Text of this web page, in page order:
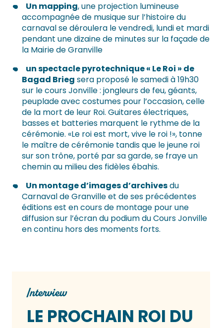
Un mapping, une projection lumineuse
accompagnée de musique sur l’histoire du
carnaval se déroulera le vendredi, lundi et mardi
pendant une dizaine de minutes sur la façade de
la Mairie de Granville
un spectacle pyrotechnique « Le Roi » de
Bagad Brieg sera proposé le samedi à 19h30
sur le cours Jonville : jongleurs de feu, géants,
peuplade avec costumes pour l’occasion, celle
de la mort de leur Roi. Guitares électriques,
basses et batteries marquent le rythme de la
cérémonie. «Le roi est mort, vive le roi !», tonne
le maître de cérémonie tandis que le jeune roi
sur son trône, porté par sa garde, se fraye un
chemin au milieu des fidèles ébahis.
Un montage d’images d’archivesdu
Carnaval de Granville et de ses précédentes
éditions est en cours de montage pour une
diffusion sur l’écran du podium du Cours Jonville
en continu hors des moments forts.
Interview
LE PROCHAIN ROI DU